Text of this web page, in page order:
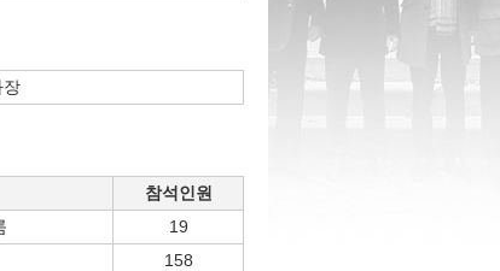
장
참석인원
19
158